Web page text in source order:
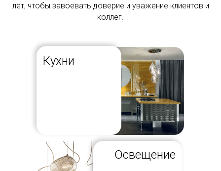
лет, чтобы завоевать доверие и уважение клиентов и
коллег.
Кухни
Освещение